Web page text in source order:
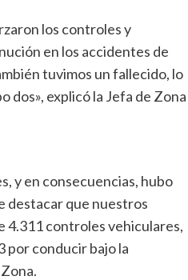
los controles y
en los accidentes de
tuvimos un fallecido, lo
dos», explicó la Jefa de Zona
y en consecuencias, hubo
destacar que nuestros
4.311 controles vehiculares,
por conducir bajo la